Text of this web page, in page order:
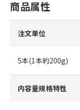
商品属性
注文単位
5本(1本約200g)
内容量規格特性